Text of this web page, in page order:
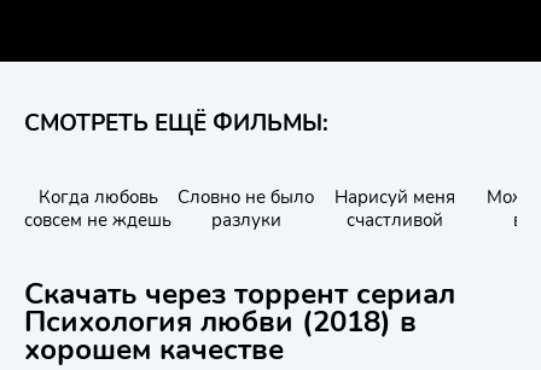
СМОТРЕТЬ ЕЩЁ ФИЛЬМЫ:
Когда любовь
совсем не ждешь
Словно не было
разлуки
Нарисуй меня
счастливой
Скачать через торрент сериал
Психология любви (2018) в
хорошем качестве